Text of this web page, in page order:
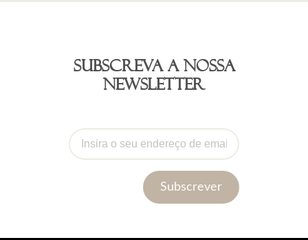
Subscreva a nossa
newsletter
Subscrever